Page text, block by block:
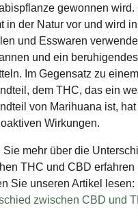
gewonnen wird.
in der Natur vor und wird
und Esswaren
und ein
Im Gegensatz zu
dem THC, das ein
von Marihuana ist,
Wirkungen.
Sie mehr über die
THC und CBD erfahren
Sie unseren Artikel lesen:
zwischen CBD und